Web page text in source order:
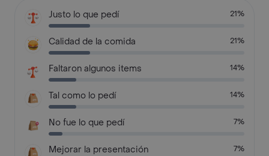
Justo lo que pedí 21%
Calidad de la comida 21%
Faltaron algunos items 14%
Tal como lo pedí 14%
No fue lo que pedí 7%
Mejorar la presentación 7%